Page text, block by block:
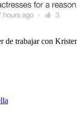
de trabajar con